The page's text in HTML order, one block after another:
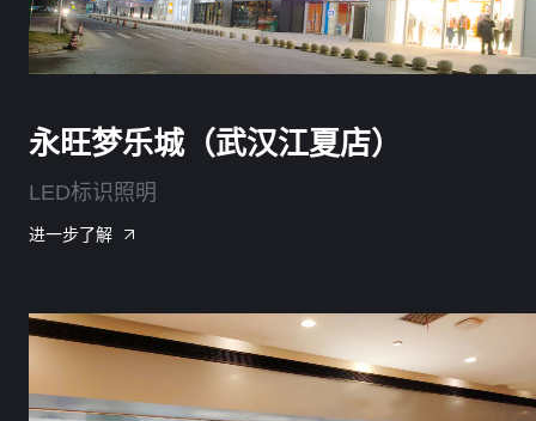
永旺梦乐城（武汉江夏店）
LED标识照明
进一步了解